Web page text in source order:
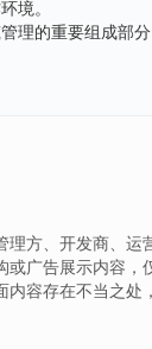
境。
理的重要组成部
方、开发商、
广告展示内容，
容存在不当之